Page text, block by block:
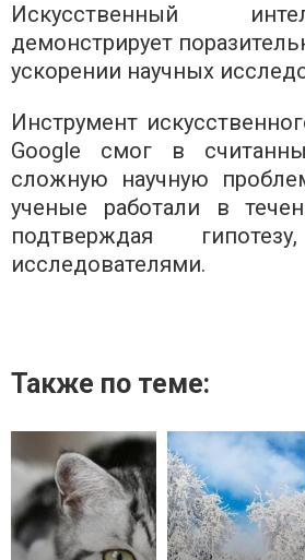
Искусственный
демонстрирует
ускорении научных
Инструмент
Google смог в
сложную научную
ученые работали в
подтверждая
исследователями.
Также по теме: